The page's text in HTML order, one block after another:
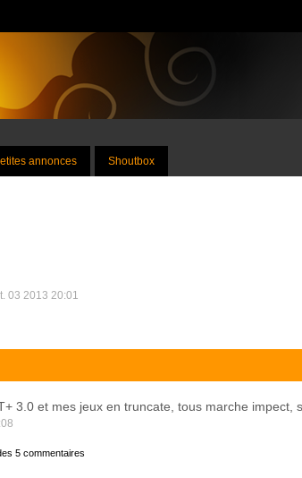
annonces Shoutbox
03 2013 20:01
3.0 et mes jeux en truncate, tous marche impect,
5 commentaires